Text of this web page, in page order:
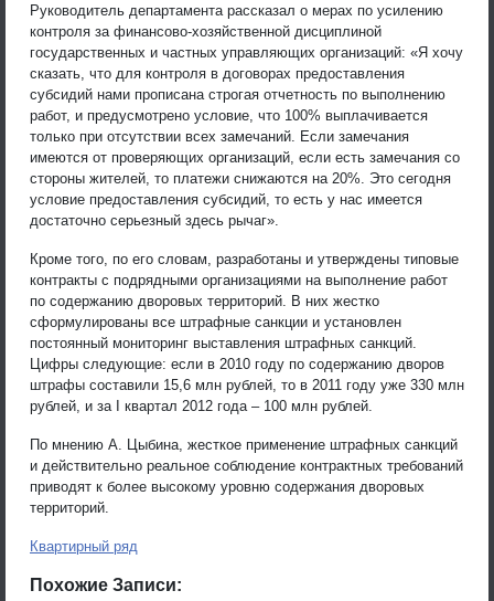
Руководитель департамента рассказал о мерах по усилению
контроля за финансово-хозяйственной дисциплиной
государственных и частных управляющих организаций: «Я хочу
сказать, что для контроля в договорах предоставления
субсидий нами прописана строгая отчетность по выполнению
работ, и предусмотрено условие, что 100% выплачивается
только при отсутствии всех замечаний. Если замечания
имеются от проверяющих организаций, если есть замечания со
стороны жителей, то платежи снижаются на 20%. Это сегодня
условие предоставления субсидий, то есть у нас имеется
достаточно серьезный здесь рычаг».
Кроме того, по его словам, разработаны и утверждены типовые
контракты с подрядными организациями на выполнение работ
по содержанию дворовых территорий. В них жестко
сформулированы все штрафные санкции и установлен
постоянный мониторинг выставления штрафных санкций.
Цифры следующие: если в 2010 году по содержанию дворов
штрафы составили 15,6 млн рублей, то в 2011 году уже 330 млн
рублей, и за I квартал 2012 года – 100 млн рублей.
По мнению А. Цыбина, жесткое применение штрафных санкций
и действительно реальное соблюдение контрактных требований
приводят к более высокому уровню содержания дворовых
территорий.
Квартирный ряд
Похожие Записи: